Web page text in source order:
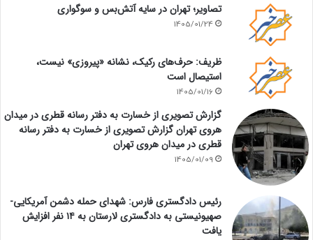
تصاویر؛ تهران در سایه آتش‌بس و سوگواری
1405/01/24
ظریف: حرف‌های رکیک، نشانه «پیروزی» نیست،
استیصال است
1405/01/16
گزارش تصویری از خسارت به دفتر رسانه قطری در میدان
هروی تهران گزارش تصویری از خسارت به دفتر رسانه
قطری در میدان هروی تهران
1405/01/09
رئیس دادگستری فارس: شهدای حمله دشمن آمریکایی-
صهیونیستی به دادگستری لارستان به ۱۴ نفر افزایش
یافت